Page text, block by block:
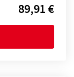
89,91 €